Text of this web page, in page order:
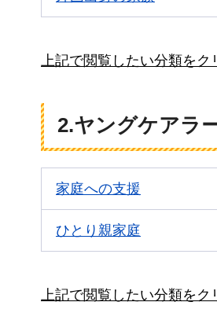
上記で閲覧したい分類をク
2.ヤングケアラ
家庭への支援
ひとり親家庭
上記で閲覧したい分類をク